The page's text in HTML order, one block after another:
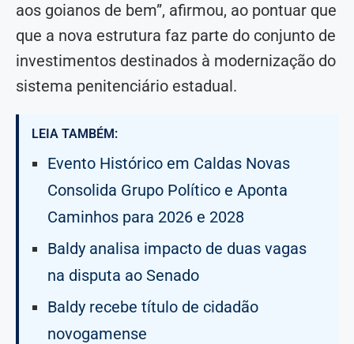
aos goianos de bem”, afirmou, ao pontuar que
que a nova estrutura faz parte do conjunto de
investimentos destinados à modernização do
sistema penitenciário estadual.
LEIA TAMBÉM:
Evento Histórico em Caldas Novas
Consolida Grupo Político e Aponta
Caminhos para 2026 e 2028
Baldy analisa impacto de duas vagas
na disputa ao Senado
Baldy recebe título de cidadão
novogamense